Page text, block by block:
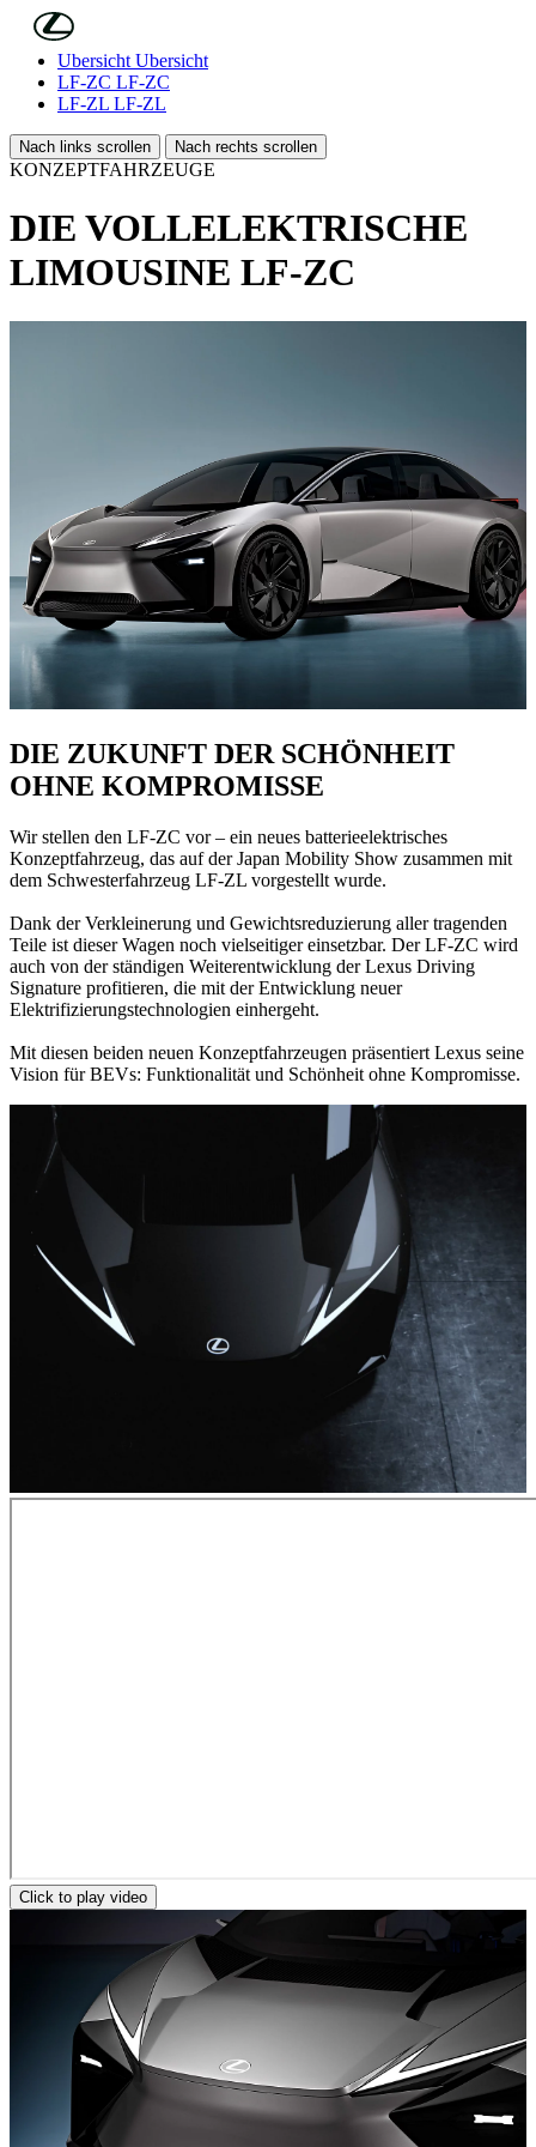
Skip to Main Content
Übersicht Übersicht
LF-ZC LF-ZC
LF-ZL LF-ZL
Nach links scrollen Nach rechts scrollen
KONZEPTFAHRZEUGE
DIE VOLLELEKTRISCHE
LIMOUSINE LF-ZC
DIE ZUKUNFT DER SCHÖNHEIT
OHNE KOMPROMISSE
Wir stellen den LF-ZC vor – ein neues batterieelektrisches
Konzeptfahrzeug, das auf der Japan Mobility Show zusammen mit
dem Schwesterfahrzeug LF-ZL vorgestellt wurde.
Dank der Verkleinerung und Gewichtsreduzierung aller tragenden
Teile ist dieser Wagen noch vielseitiger einsetzbar. Der LF-ZC wird
auch von der ständigen Weiterentwicklung der Lexus Driving
Signature profitieren, die mit der Entwicklung neuer
Elektrifizierungstechnologien einhergeht.
Mit diesen beiden neuen Konzeptfahrzeugen präsentiert Lexus seine
Vision für BEVs: Funktionalität und Schönheit ohne Kompromisse.
Click to play video